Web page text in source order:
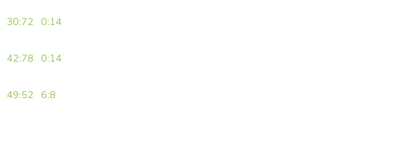
30:72 0:14
42:78 0:14
49:52 6:8